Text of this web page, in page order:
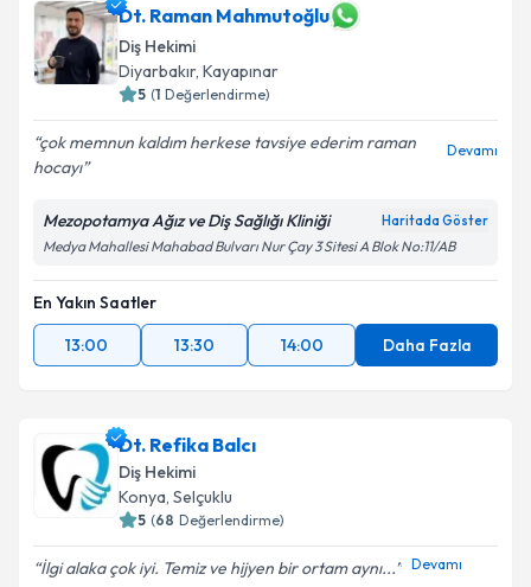
almanız için bir takvim hazırlandığında e-posta ile
bilgilendireceğiz.
E-posta Adresiniz
Metni'ni okudum ve kişisel verilerimin belirtilen
kapsamda işlenmesini kabul ediyorum.
Takvim Talebini Gönder
Dt. Raman Mahmutoğlu
Diş Hekimi
Diyarbakır, Kayapınar
5 (1 Değerlendirme)
çok memnun kaldım herkese tavsiye ederim raman
hocayı
Devamı
Mezopotamya Ağız ve Diş Sağlığı Kliniği Haritada Göster
Medya Mahallesi Mahabad Bulvarı Nur Çay 3 Sitesi A Blok No:11/AB
En Yakın Saatler
13:00
13:30 14:00 Daha Fazla
Dt. Refika Balcı
Diş Hekimi
Konya, Selçuklu
5 (68 Değerlendirme)
İlgi alaka çok iyi. Temiz ve hijyen bir ortam aynı... Devamı